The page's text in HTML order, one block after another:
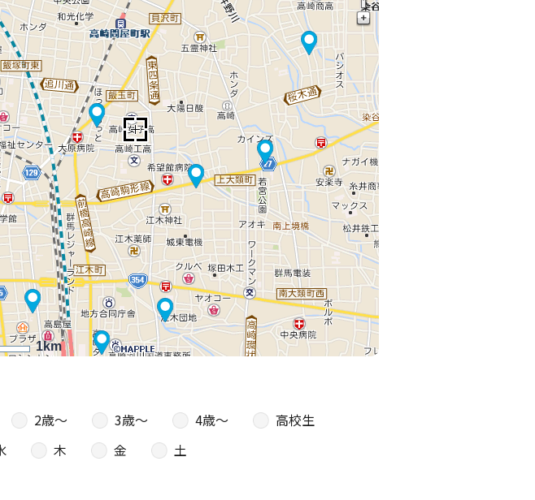
1km
2歳〜 3歳〜 4歳〜
高校生
木 金
土